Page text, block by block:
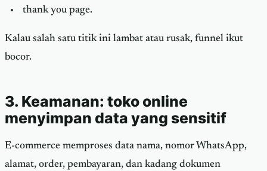
thank you page.
Kalau salah satu titik ini lambat atau rusak, funnel ikut
bocor.
3. Keamanan: toko online
menyimpan data yang sensitif
E-commerce memproses data nama, nomor WhatsApp,
alamat, order, pembayaran, dan kadang dokumen